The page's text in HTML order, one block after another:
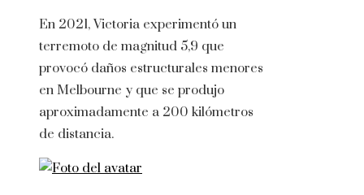
En 2021, Victoria experimentó un
terremoto de magnitud 5,9 que
provocó daños estructurales menores
en Melbourne y que se produjo
aproximadamente a 200 kilómetros
de distancia.